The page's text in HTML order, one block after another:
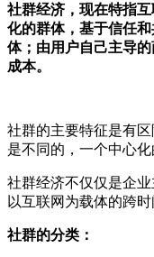
社群经济，现在特指
化的群体，基于信任
体；由用户自己主导
成本。
社群的主要特征是有
是不同的，一个中心化
社群经济不仅仅是企
以互联网为载体的跨
社群的分类：